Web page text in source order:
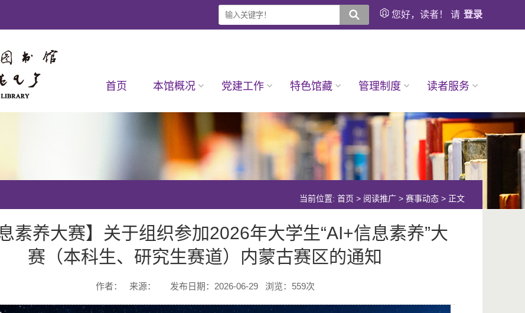
您好，读者！ 请 登录
首页 本馆概况 党建工作 特色馆藏 管理制度 读者服务
当前位置: 首页 > 阅读推广 > 赛事动态 > 正文
息素养大赛】关于组织参加2026年大学生“AI+信息素养”大
赛（本科生、研究生赛道）内蒙古赛区的通知
作者： 来源： 发布日期：2026-06-29 浏览： 559次